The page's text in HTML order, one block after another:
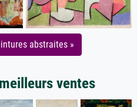
abstraites »
ventes